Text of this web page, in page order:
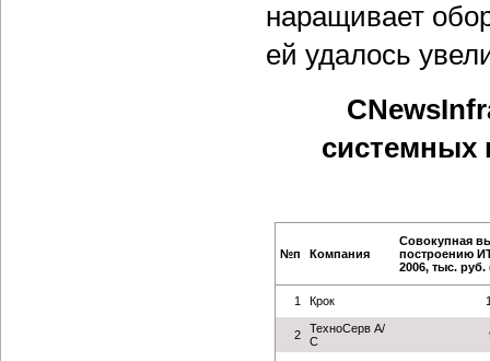
наращивает
ей удалось
системных
№п Компания
Совокупная
построению
2006, тыс. руб.
1 Крок
2
ТехноСерв А/
С